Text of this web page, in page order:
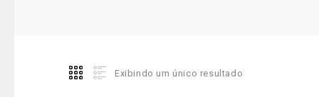
Exibindo um único resultado